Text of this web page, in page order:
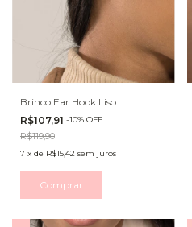
Brinco Ear Hook Liso
R$107,91 -10% OFF
R$119,90
7 x de R$15,42 sem juros
Comprar